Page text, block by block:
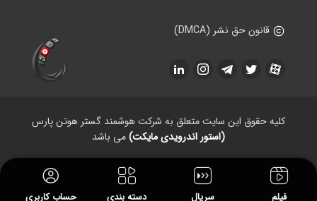
فیلم سریال دسته بندی حساب کاربری
قانون حق نشر (DMCA)
کلیه حقوق این سایت متعلق به شرکت هوشمند گستر هوتن پارس
(استور اندرویدی مایکت)می باشد